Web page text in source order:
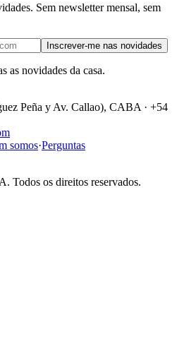
Sem newsletter mensal, sem
Inscrever-me nas novidades
as novidades da casa.
Peña y Av. Callao), CABA · +54
somos·Perguntas
Todos os direitos reservados.